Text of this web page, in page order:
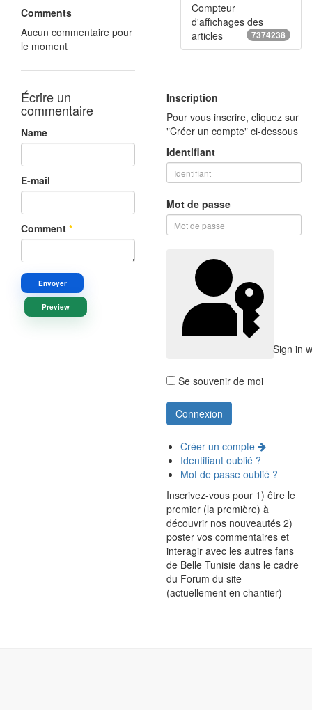
Comments
Aucun commentaire pour
le moment
Écrire un
commentaire
Name
E-mail
Comment *
Envoyer
Preview
Compteur
d'affichages des
articles
7374238
Inscription
Pour vous inscrire, cliquez sur
"Créer un compte" ci-dessous
Identifiant
Mot de passe
Sign in
Se souvenir de moi
Créer un compte
Identifiant oublié ?
Mot de passe oublié ?
Inscrivez-vous pour 1) être le
premier (la première) à
découvrir nos nouveautés 2)
poster vos commentaires et
interagir avec les autres fans
de Belle Tunisie dans le cadre
du Forum du site
(actuellement en chantier)